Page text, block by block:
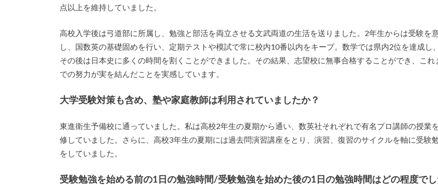
点以上を維持していました。
高校入学後は弓道部に所属し、勉強と部活を両立させる文武両道の生活を送りました。2年生からは受験を
し、国数英の基礎固めを行い、定期テストや模試で常に校内10番以内をキープ。数学では県内2位を達成し
その後は日本史に多くの時間を割くことができました。その結果、志望校に無事合格することができ、これ
での努力が実を結んだことを実感しています。
大学受験対策も含め、塾や家庭教師は利用されていましたか？
東進衛生予備校に通っていました。私は高校2年生の夏期から通い、数英社それぞれで有名プロ講師の授業
修していました。さらに、高校3年生の夏期には過去問演習講座をとり、演習、復習のサイクルを軸に受験
をしていました。
受験勉強を始める前の1日の勉強時間/受験勉強を始めた後の1日の勉強時間はどの程度で